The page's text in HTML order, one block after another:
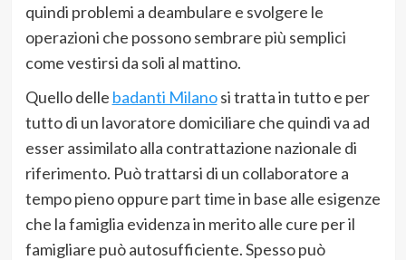
quindi problemi a deambulare e svolgere le
operazioni che possono sembrare più semplici
come vestirsi da soli al mattino.
Quello delle badanti Milanosi tratta in tutto e per
tutto di un lavoratore domiciliare che quindi va ad
esser assimilato alla contrattazione nazionale di
riferimento. Può trattarsi di un collaboratore a
tempo pieno oppure part time in base alle esigenze
che la famiglia evidenza in merito alle cure per il
famigliare può autosufficiente. Spesso può